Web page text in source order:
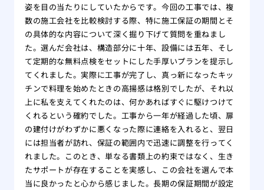
姿を目の当たりにしていたからです。今回の工事では、複
数の施工会社を比較検討する際、特に施工保証の期間とそ
の具体的な内容について深く掘り下げて質問を重ねまし
た。選んだ会社は、構造部分に十年、設備には五年、そし
て定期的な無料点検をセットにした手厚いプランを提示し
てくれました。実際に工事が完了し、真っ新になったキッ
チンで料理を始めたときの高揚感は格別でしたが、それ以
上に私を支えてくれたのは、何かあればすぐに駆けつけて
くれるという確約でした。工事から一年が経過した頃、扉
の建付けがわずかに悪くなった際に連絡を入れると、翌日
には担当者が訪れ、保証の範囲内で迅速に調整を行ってく
れました。このとき、単なる書類上の約束ではなく、生き
たサポートが存在することを実感し、この会社を選んで本
当に良かったと心から感じました。長期の保証期間が設定